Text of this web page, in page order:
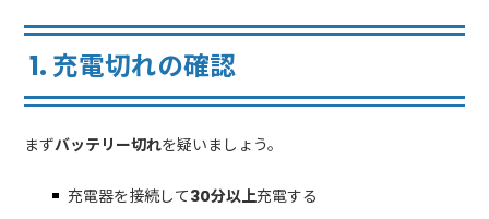
1. 充電切れの確認
まずバッテリー切れを疑いましょう。
充電器を接続して30分以上充電する